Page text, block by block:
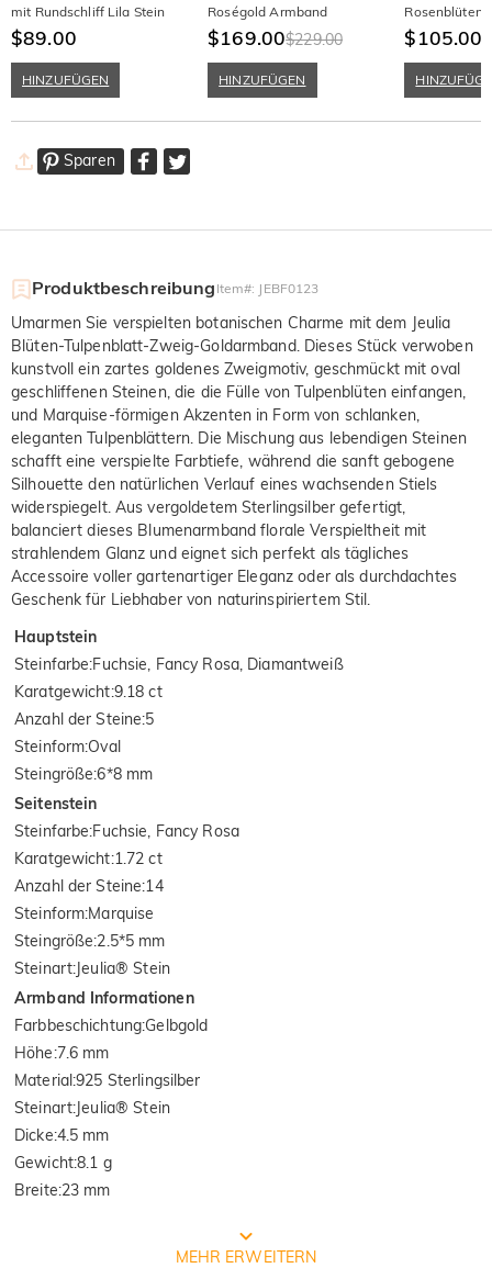
mit Rundschliff Lila Stein
$89.00
HINZUFÜGEN
Roségold Armband
$169.00$229.00
HINZUFÜGEN
Rosenblüten
Sterling Silber
$105.00
Sparen
Produktbeschreibung Item#: JEBF0123
Umarmen Sie verspielten botanischen Charme mit dem Jeulia
Blüten-Tulpenblatt-Zweig-Goldarmband. Dieses Stück verwoben
kunstvoll ein zartes goldenes Zweigmotiv, geschmückt mit oval
geschliffenen Steinen, die die Fülle von Tulpenblüten einfangen,
und Marquise-förmigen Akzenten in Form von schlanken,
eleganten Tulpenblättern. Die Mischung aus lebendigen Steinen
schafft eine verspielte Farbtiefe, während die sanft gebogene
Silhouette den natürlichen Verlauf eines wachsenden Stiels
widerspiegelt. Aus vergoldetem Sterlingsilber gefertigt,
balanciert dieses Blumenarmband florale Verspieltheit mit
strahlendem Glanz und eignet sich perfekt als tägliches
Accessoire voller gartenartiger Eleganz oder als durchdachtes
Geschenk für Liebhaber von naturinspiriertem Stil.
Hauptstein
Steinfarbe:Fuchsie, Fancy Rosa, Diamantweiß
Karatgewicht:9.18 ct
Anzahl der Steine:5
Steinform:Oval
Steingröße:6*8 mm
Seitenstein
Steinfarbe:Fuchsie, Fancy Rosa
Karatgewicht:1.72 ct
Anzahl der Steine:14
Steinform:Marquise
Steingröße:2.5*5 mm
Steinart: Jeulia® Stein
Armband Informationen
Farbbeschichtung:Gelbgold
Höhe:7.6 mm
Material :925 Sterlingsilber
Steinart: Jeulia® Stein
Dicke:4.5 mm
Gewicht:8.1 g
Breite:23 mm
Prozess der Schmuckherstellung
MEHR ERWEITERN